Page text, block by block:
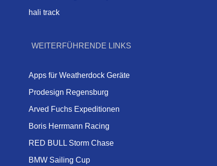
hali track
WEITERFÜHRENDE LINKS
Apps für Weatherdock Geräte
Prodesign Regensburg
Arved Fuchs Expeditionen
Boris Herrmann Racing
RED BULL Storm Chase
BMW Sailing Cup